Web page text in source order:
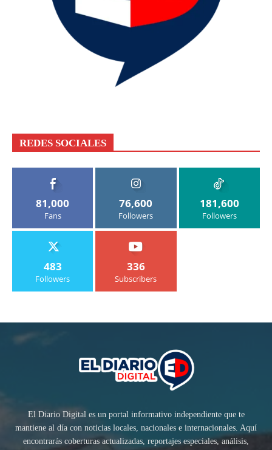
REDES SOCIALES
81,000
Fans
76,600
Followers
181,600
Followers
483
Followers
336
Subscribers
El Diario Digital es un portal informativo independiente que te
mantiene al día con noticias locales, nacionales e internacionales. Aquí
encontrarás coberturas actualizadas, reportajes especiales, análisis,